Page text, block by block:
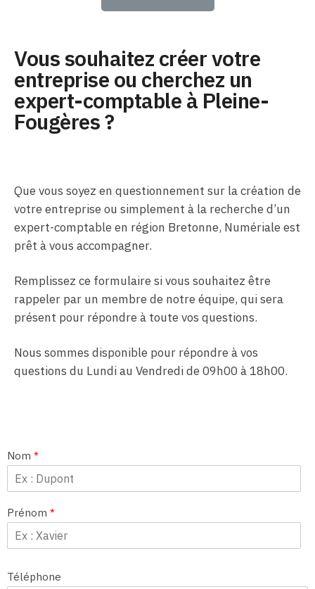
Vous souhaitez créer votre
entreprise ou cherchez un
expert-comptable à Pleine-
Fougères ?
Que vous soyez en questionnement sur la création de
votre entreprise ou simplement à la recherche d’un
expert-comptable en région Bretonne, Numériale est
prêt à vous accompagner.
Remplissez ce formulaire si vous souhaitez être
rappeler par un membre de notre équipe, qui sera
présent pour répondre à toute vos questions.
Nous sommes disponible pour répondre à vos
questions du Lundi au Vendredi de 09h00 à 18h00.
Nom *
Prénom *
Téléphone